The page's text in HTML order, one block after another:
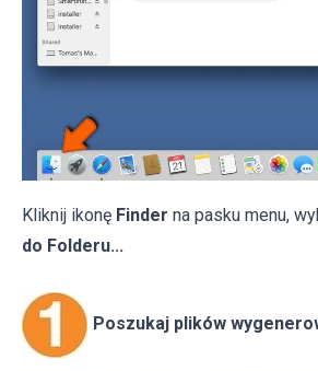
Kliknij ikonę Finder na pasku menu,
do Folderu...
Poszukaj plików